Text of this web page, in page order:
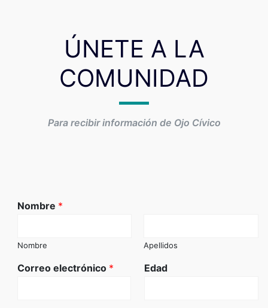
ÚNETE A LA
COMUNIDAD
Para recibir información de Ojo Cívico
Nombre *
Nombre Apellidos
Correo electrónico * Edad